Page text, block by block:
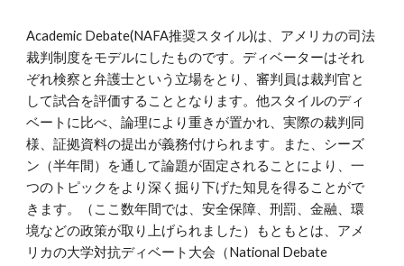
Academic Debate(NAFA推奨スタイル)は、アメリカの司法
裁判制度をモデルにしたものです。ディベーターはそれ
ぞれ検察と弁護士という立場をとり、審判員は裁判官と
して試合を評価することとなります。他スタイルのディ
ベートに比べ、論理により重きが置かれ、実際の裁判同
様、証拠資料の提出が義務付けられます。また、シーズ
ン（半年間）を通して論題が固定されることにより、一
つのトピックをより深く掘り下げた知見を得ることがで
きます。（ここ数年間では、安全保障、刑罰、金融、環
境などの政策が取り上げられました）もともとは、アメ
リカの大学対抗ディベート大会（National Debate